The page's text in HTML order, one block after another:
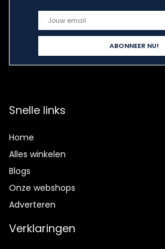
Snelle links
Home
Alles winkelen
Blogs
Onze webshops
Adverteren
Verklaringen